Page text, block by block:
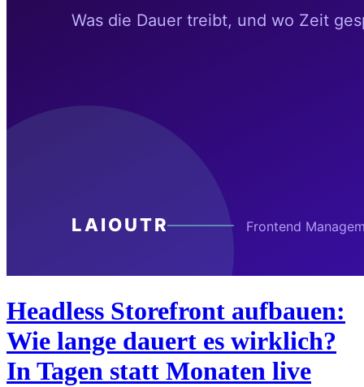
Headless Storefront aufbauen:
Wie lange dauert es wirklich?
In Tagen statt Monaten live